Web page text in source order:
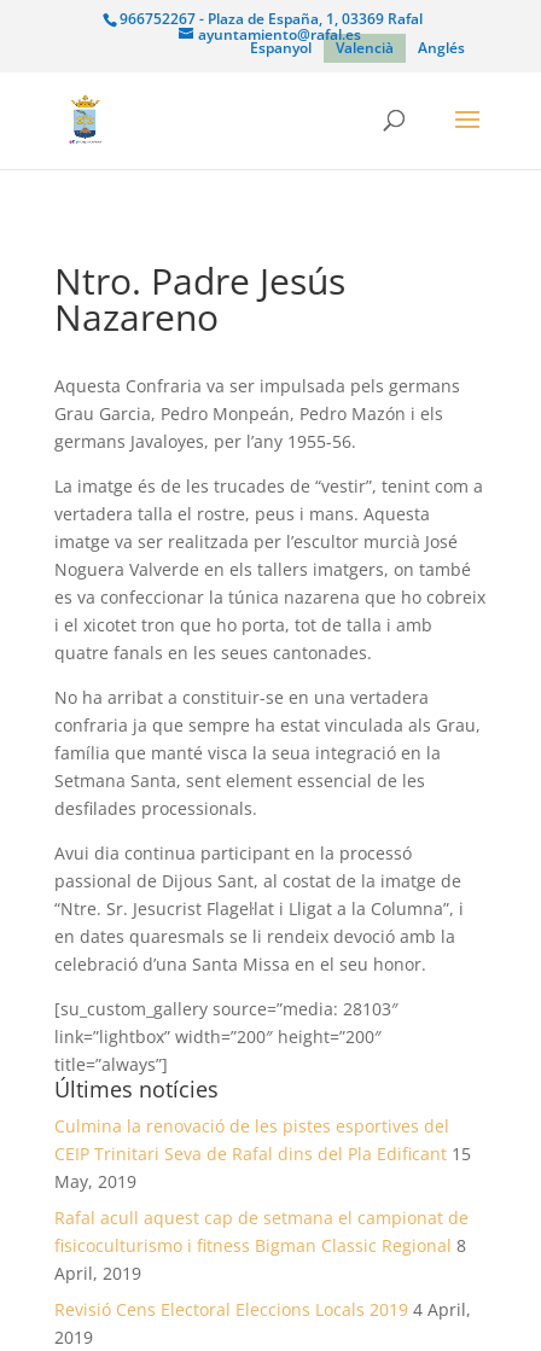
966752267 - Plaza de España, 1, 03369 Rafal
ayuntamiento@rafal.es
Espanyol Valencià Anglés
Ntro. Padre Jesús
Nazareno
Aquesta Confraria va ser impulsada pels germans
Grau Garcia, Pedro Monpeán, Pedro Mazón i els
germans Javaloyes, per l’any 1955-56.
La imatge és de les trucades de “vestir”, tenint com a
vertadera talla el rostre, peus i mans. Aquesta
imatge va ser realitzada per l’escultor murcià José
Noguera Valverde en els tallers imatgers, on també
es va confeccionar la túnica nazarena que ho cobreix
i el xicotet tron que ho porta, tot de talla i amb
quatre fanals en les seues cantonades.
No ha arribat a constituir-se en una vertadera
confraria ja que sempre ha estat vinculada als Grau,
família que manté visca la seua integració en la
Setmana Santa, sent element essencial de les
desfilades processionals.
Avui dia continua participant en la processó
passional de Dijous Sant, al costat de la imatge de
“Ntre. Sr. Jesucrist Flagel·lat i Lligat a la Columna”, i
en dates quaresmals se li rendeix devoció amb la
celebració d’una Santa Missa en el seu honor.
[su_custom_gallery source=”media: 28103″
link=”lightbox” width=”200″ height=”200″
title=”always”]
Últimes notícies
Culmina la renovació de les pistes esportives del
CEIP Trinitari Seva de Rafal dins del Pla Edificant 15
May, 2019
Rafal acull aquest cap de setmana el campionat de
fisicoculturismo i fitness Bigman Classic Regional 8
April, 2019
Revisió Cens Electoral Eleccions Locals 2019 4 April,
2019